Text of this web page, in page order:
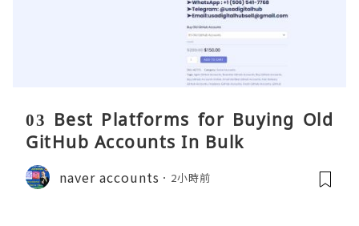
03 Best Platforms for Buying Old
GitHub Accounts In Bulk
naver accounts 2小時前